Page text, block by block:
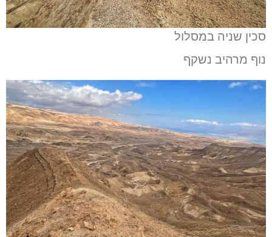
סכין שניה במסלול
נוף מרהיב נשקף